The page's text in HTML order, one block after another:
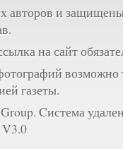
авторов и
на сайт
возможно
газеты.
Cистема